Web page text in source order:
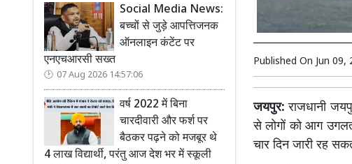
Social Media News:
बच्चों से जुड़े आपत्तिजनक
ऑनलाइन कंटेंट पर
एनएचआरसी सख्त
07 Aug 2026 14:57:06
वर्ष 2022 में बिना
चारदीवारी और फर्श पर
बैठकर पढ़ने को मजबूर थे
4 लाख विद्यार्थी, परंतु आज देश भर में स्कूली
Published On Jun 09,
जयपुर: राजधानी
से लोगों को आग
चार दिन जारी रह